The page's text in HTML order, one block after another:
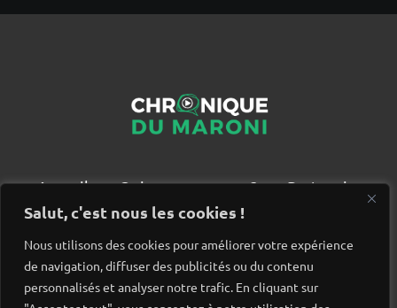
Salut, c'est nous les cookies !
Nous utilisons des cookies pour améliorer votre expérience
de navigation, diffuser des publicités ou du contenu
personnalisés et analyser notre trafic. En cliquant sur
Accueil Qui sommes nous ?
Partenaires
Contact